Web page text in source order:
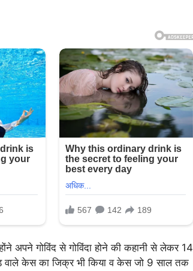
अपने गोविंद से गोविंदा होने की कहानी से लेकर 14
वाले केस का जिक्र भी किया व केस जो 9 साल तक